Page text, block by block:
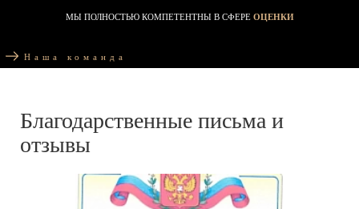
МЫ ПОЛНОСТЬЮ КОМПЕТЕНТНЫ В СФЕРЕ ОЦЕНКИ
Наша команда
Благодарственные письма и
отзывы